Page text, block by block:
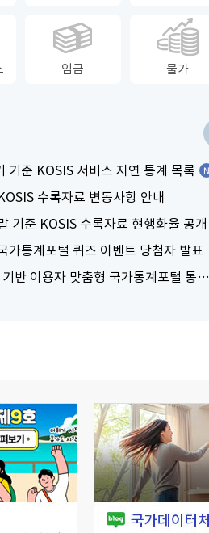
임금 물가
기준 KOSIS 서비스 지연 통계 목록
수록자료 변동사항 안내
기준 KOSIS 수록자료 현행화율 공개
가통계포털 퀴즈 이벤트 당첨자 발표
인공지능(AI) 기반 이용자 맞춤형 국가통계포털 통계표 생성 시범 서비스 안내